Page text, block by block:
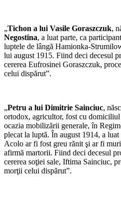
„Tichon a lui Vasile Goraszczuk,
Negostina, a luat parte, ca
luptele de lângă Hamionka-
lui august 1915. Fiind deci decesul
cererea Eufrosinei Goraszczuk,
celui dispărut”.
„Petru a lui Dimitrie Sainciuc,
ortodox, agricultor, fost cu
ocazia mobilizării generale, în
plecat la luptă. În august 1914, a
Acolo ar fi fost greu rănit şi ar fi
afirmă martorii. Fiind deci decesul
cererea soţiei sale, Iftima Sainciuc,
morţii celui dispărut”.